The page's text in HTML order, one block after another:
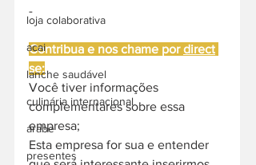
loja colaborativa
acai
lanche saudável
culinária internacional
árabe
presentes
-
Contribua e nos chame por direct
se:
Você tiver informações
complementares sobre essa
empresa;
Esta empresa for sua e entender